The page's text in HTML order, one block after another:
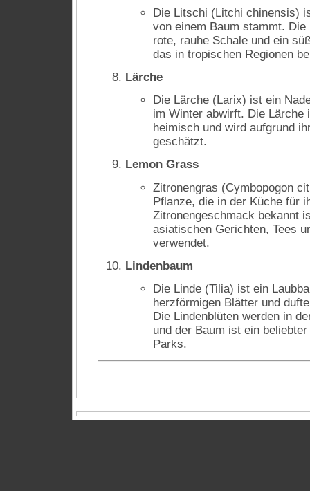
Die Litschi (Litchi chinensis)
von einem Baum stammt.
rote, rauhe Schale und ein
das in tropischen Regionen
Lärche
Die Lärche (Larix) ist ein
im Winter abwirft. Die Lärche
heimisch und wird aufgrund
geschätzt.
Lemon Grass
Zitronengras (Cymbopogon
Pflanze, die in der Küche für
Zitronengeschmack bekannt
asiatischen Gerichten, Tees
verwendet.
Lindenbaum
Die Linde (Tilia) ist ein
herzförmigen Blätter und
Die Lindenblüten werden in
und der Baum ist ein
Parks.